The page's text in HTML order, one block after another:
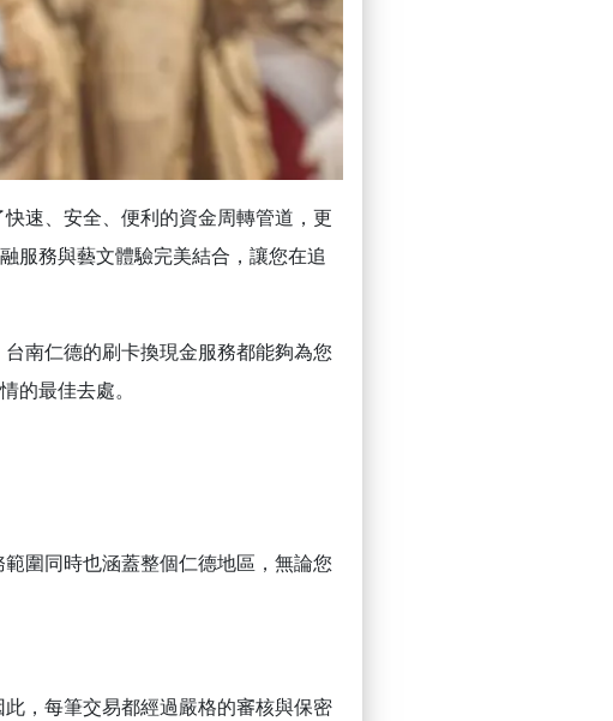
速、安全、便利的資金周轉管道，更
服務與藝文體驗完美結合，讓您在追
南仁德的刷卡換現金服務都能夠為您
的最佳去處。
圍同時也涵蓋整個仁德地區，無論您
，每筆交易都經過嚴格的審核與保密